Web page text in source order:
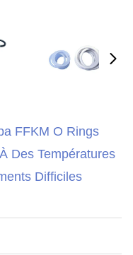
FFKM O Rings
Des Températures
Difficiles